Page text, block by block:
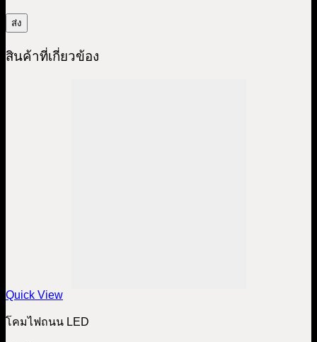
สินค้าที่เกี่ยวข้อง
Quick View
โคมไฟถนน LED